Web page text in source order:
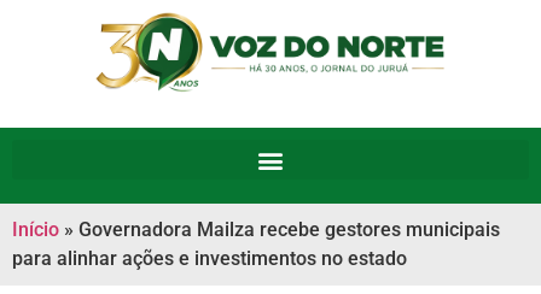
Início » Governadora Mailza recebe gestores municipais
para alinhar ações e investimentos no estado